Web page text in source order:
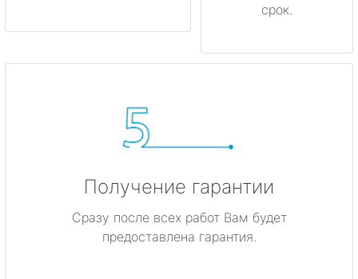
срок.
Получение гарантии
Сразу после всех работ Вам будет
предоставлена гарантия.